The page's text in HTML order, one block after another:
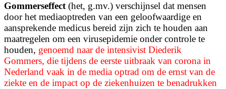
Gommerseffect (het, g.mv.) verschijnsel dat mensen
door het mediaoptreden van een geloofwaardige en
aansprekende medicus bereid zijn zich te houden aan
maatregelen om een virusepidemie onder controle te
houden, genoemd naar de intensivist Diederik
Gommers, die tijdens de eerste uitbraak van corona in
Nederland vaak in de media optrad om de ernst van de
ziekte en de impact op de ziekenhuizen te benadrukken